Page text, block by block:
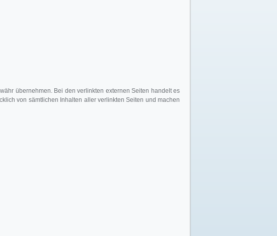
übernehmen. Bei den verlinkten externen Seiten handelt es
von sämtlichen Inhalten aller verlinkten Seiten und machen